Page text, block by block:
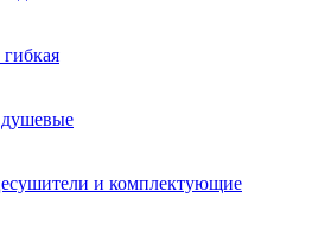
и комплектующие